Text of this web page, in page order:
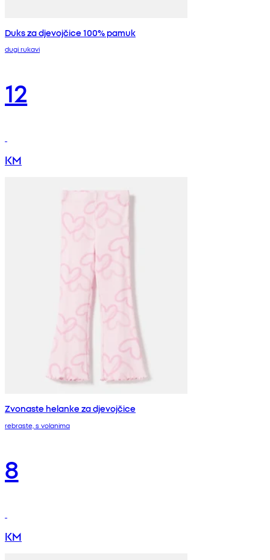
Duks za djevojčice 100% pamuk
dugi rukavi
12
KM
Zvonaste helanke za djevojčice
rebraste, s volanima
8
KM